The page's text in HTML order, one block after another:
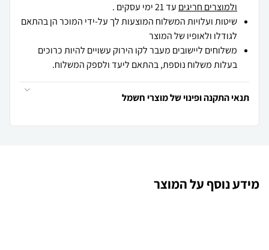
ולמוצרים חריגים עד 21 ימי עסקים .
שיטות ועלויות המשלוח המוצעות לך על-ידי המוכר הן בהתאם
לגודלו ולאופיו של המוצר
משלוחים ליישובים מעבר לקו הירוק עשויים להיות כרוכים
בעלות משלוח נוספת, בהתאם ליעד ולספק המשלוח.
תנאי התקנה ופינוי של מוצרי חשמל
מידע נוסף על המוצר